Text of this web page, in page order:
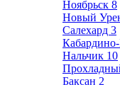
Ноябрьск 8
Новый
Салехард 3
Кабардино-
Нальчик 10
Баксан 2